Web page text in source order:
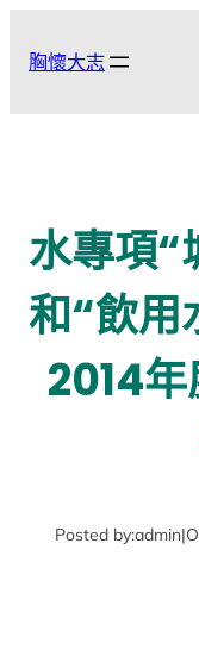
胸懷大志
水專項“
和“飲用
2014
Posted by:admin|